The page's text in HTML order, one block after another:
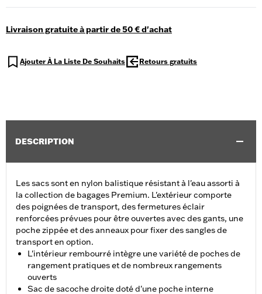
Livraison gratuite à partir de 50 € d'achat
Ajouter À La Liste De Souhaits Retours gratuits
DESCRIPTION
Les sacs sont en nylon balistique résistant à l'eau assorti à
la collection de bagages Premium. L'extérieur comporte
des poignées de transport, des fermetures éclair
renforcées prévues pour être ouvertes avec des gants, une
poche zippée et des anneaux pour fixer des sangles de
transport en option.
L'intérieur rembourré intègre une variété de poches de
rangement pratiques et de nombreux rangements
ouverts
Sac de sacoche droite doté d'une poche interne